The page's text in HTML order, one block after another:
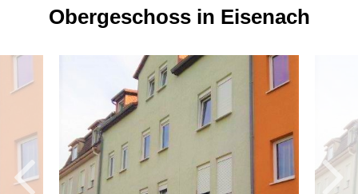
Obergeschoss in Eisenach